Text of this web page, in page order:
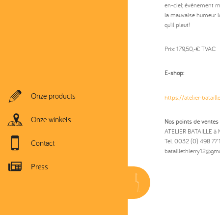
Onze products
Onze winkels
Contact
Press
en-ciel; événement
la mauvaise humeur
qu'il pleut!
Prix: 179,50,-€ TVAC
E-shop:
https://atelier-
Nos points de ventes
ATELIER BATAILLE à
Tel. 0032 (0) 498 77